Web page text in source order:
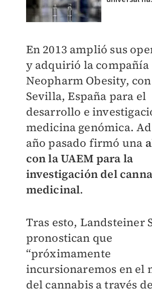
En 2013 amplió sus
y adquirió la compañía
Neopharm Obesity,
Sevilla, España para el
desarrollo e
medicina genómica.
año pasado firmó una
con la UAEM para la
investigación del
medicinal.
Tras esto, Landsteiner
pronostican que
“próximamente
incursionaremos en el
del cannabis a través